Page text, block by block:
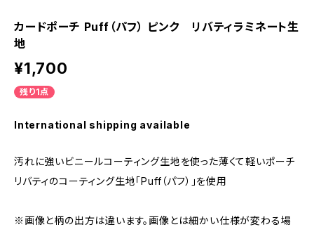
カードポーチ Puff（パフ） ピンク リバティラミネート生
地
¥1,700
残り1点
International shipping available
汚れに強いビニールコーティング生地を使った薄くて軽いポーチ
リバティのコーティング生地「Puff（パフ）」を使用
※画像と柄の出方は違います。画像とは細かい仕様が変わる場